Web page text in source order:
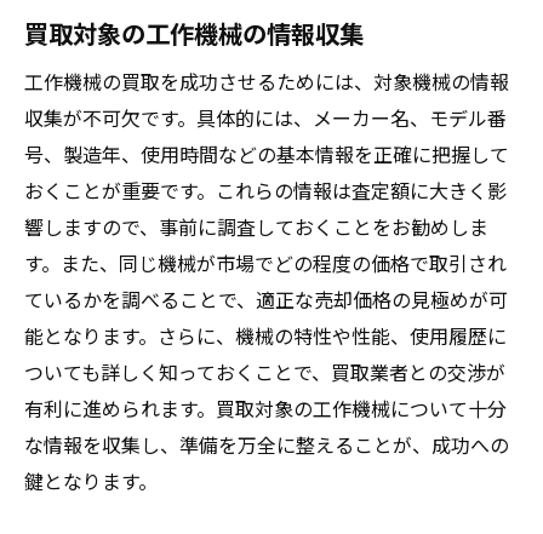
失敗しない！工作機械買取で押さえるべき重要
ポイント
買取価格交渉のコツ
買取契約前に確認すべき事項
付属品やオプション品の査定への影響
トラブル防止のための対策
買取後のサポートとフォローアップ
満足のいく取引を実現するための秘訣
高値で売却するための工作機械の状態整備のコ
ツ
定期メンテナンスの重要性
使用前後の点検方法
買取対象の工作機械の情報収集
工作機械の買取を成功させるためには、対象機械の情報
収集が不可欠です。具体的には、メーカー名、モデル番
号、製造年、使用時間などの基本情報を正確に把握して
おくことが重要です。これらの情報は査定額に大きく影
響しますので、事前に調査しておくことをお勧めしま
す。また、同じ機械が市場でどの程度の価格で取引され
ているかを調べることで、適正な売却価格の見極めが可
能となります。さらに、機械の特性や性能、使用履歴に
ついても詳しく知っておくことで、買取業者との交渉が
有利に進められます。買取対象の工作機械について十分
な情報を収集し、準備を万全に整えることが、成功への
鍵となります。